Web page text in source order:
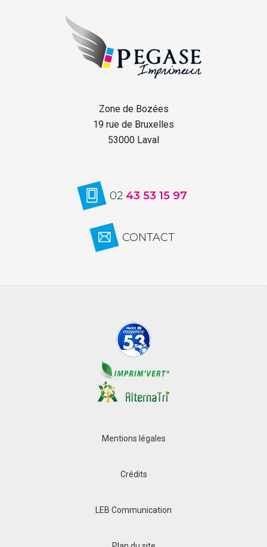
Zone de Bozées
19 rue de Bruxelles
53000 Laval
02 43 53 15 97
CONTACT
Mentions légales
Crédits
LEB Communication